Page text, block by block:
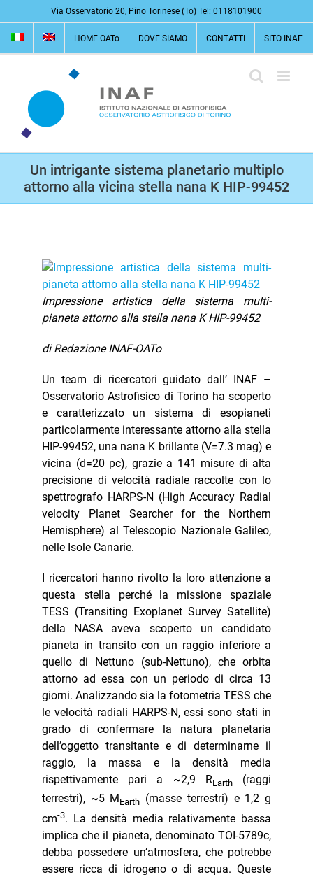
al
contenuto
Via Osservatorio 20, Pino Torinese (To) Tel: 0118101900
HOME OATo DOVE SIAMO CONTATTI SITO INAF
Un intrigante sistema planetario multiplo
attorno alla vicina stella nana K HIP-99452
Impressione artistica della sistema multi-
pianeta attorno alla stella nana K HIP-99452
diRedazione INAF-OATo
Un team di ricercatori guidato dall’ INAF –
Osservatorio Astrofisico di Torino ha scoperto
e caratterizzato un sistema di esopianeti
particolarmente interessante attorno alla stella
HIP-99452, una nana K brillante (V=7.3 mag) e
vicina (d=20 pc), grazie a 141 misure di alta
precisione di velocità radiale raccolte con lo
spettrografo HARPS-N (High Accuracy Radial
velocity Planet Searcher for the Northern
Hemisphere) al Telescopio Nazionale Galileo,
nelle Isole Canarie.
I ricercatori hanno rivolto la loro attenzione a
questa stella perché la missione spaziale
TESS (Transiting Exoplanet Survey Satellite)
della NASA aveva scoperto un candidato
pianeta in transito con un raggio inferiore a
quello di Nettuno (sub-Nettuno), che orbita
attorno ad essa con un periodo di circa 13
giorni. Analizzando sia la fotometria TESS che
le velocità radiali HARPS-N, essi sono stati in
grado di confermare la natura planetaria
dell’oggetto transitante e di determinarne il
raggio, la massa e la densità media
rispettivamente pari a ~2,9 REarth(raggi
terrestri), ~5 MEarth (masse terrestri) e 1,2 g
cm-3. La densità media relativamente bassa
implica che il pianeta, denominato TOI-5789c,
debba possedere un’atmosfera, che potrebbe
essere ricca di idrogeno o di acqua. Queste